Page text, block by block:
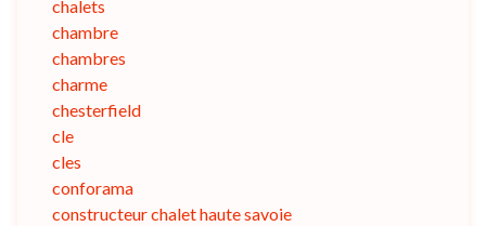
chalets
chambre
chambres
charme
chesterfield
cle
cles
conforama
constructeur chalet haute savoie